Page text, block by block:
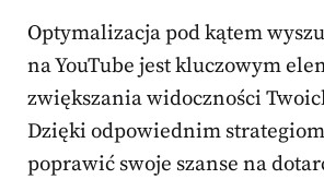
Optymalizacja pod kątem
na YouTube jest kluczowym
zwiększania widoczności
Dzięki odpowiednim
poprawić swoje szanse na